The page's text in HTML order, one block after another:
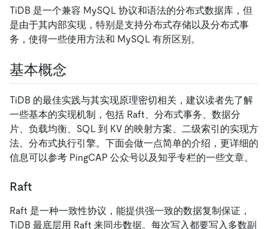
TiDB 是一个兼容 MySQL 协议和语法的分布式数据库，但
是由于其内部实现，特别是支持分布式存储以及分布式事
务，使得一些使用方法和 MySQL 有所区别。
基本概念
TiDB 的最佳实践与其实现原理密切相关，建议读者先了解
一些基本的实现机制，包括 Raft、分布式事务、数据分
片、负载均衡、SQL 到 KV 的映射方案、二级索引的实现方
法、分布式执行引擎。下面会做一点简单的介绍，更详细的
信息可以参考 PingCAP 公众号以及知乎专栏的一些文章。
Raft
Raft 是一种一致性协议，能提供强一致的数据复制保证，
TiDB 最底层用 Raft 来同步数据。每次写入都要写入多数副